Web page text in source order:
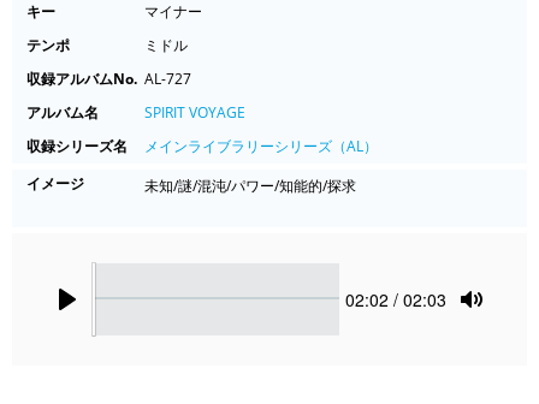
キー
マイナー
テンポ
ミドル
収録アルバムNo. AL-727
アルバム名
SPIRIT VOYAGE
収録シリーズ名
メインライブラリーシリーズ（AL）
イメージ
未知/謎/混沌/パワー/知能的/探求
Current
02:02 / 02:03